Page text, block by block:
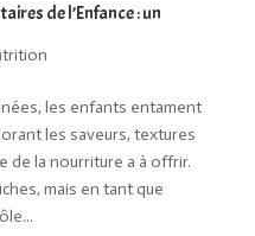
de l’Enfance : un
les enfants entament
les saveurs, textures
de la nourriture a à offrir.
mais en tant que